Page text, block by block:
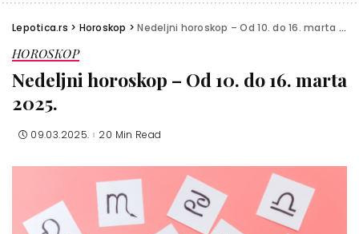
Lepotica.rs > Horoskop >Nedeljni horoskop – Od 10. do 16. marta 2025.
HOROSKOP
Nedeljni horoskop – Od 10. do 16. marta
2025.
09.03.2025. 20 Min Read